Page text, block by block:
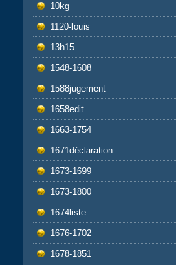
10kg
1120-louis
13h15
1548-1608
1588jugement
1658edit
1663-1754
1671déclaration
1673-1699
1673-1800
1674liste
1676-1702
1678-1851